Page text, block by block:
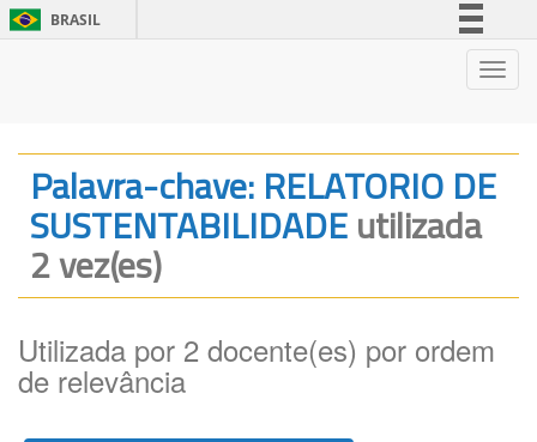
BRASIL
Legislação
Canais
Palavra-chave: RELATORIO DE
SUSTENTABILIDADEutilizada
2 vez(es)
Utilizada por 2 docente(es) por ordem
de relevância